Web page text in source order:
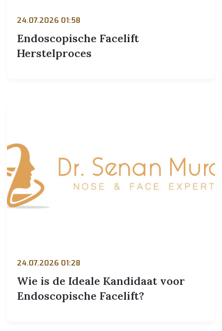
24.07.2026 01:58
Endoscopische Facelift
Herstelproces
24.07.2026 01:28
Wie is de Ideale Kandidaat voor
Endoscopische Facelift?